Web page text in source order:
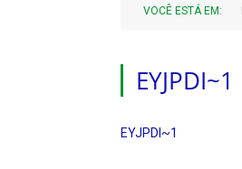
VOCÊ ESTÁ EM:
EYJPDI~1
EYJPDI~1